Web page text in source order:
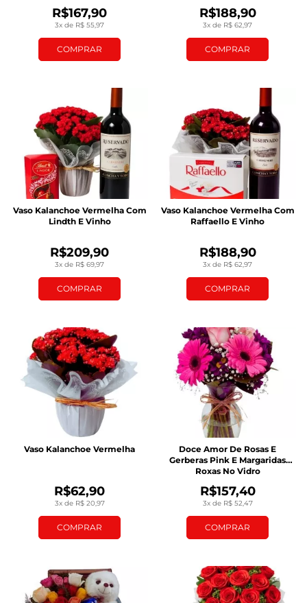
COMPRAR
3x de R$ 55,97
R$167,90
COMPRAR
3x de R$ 62,97
R$188,90
COMPRAR
3x de R$ 69,97
R$209,90
Vaso Kalanchoe Vermelha Com
Lindth E Vinho
COMPRAR
3x de R$ 62,97
R$188,90
Vaso Kalanchoe Vermelha Com
Raffaello E Vinho
COMPRAR
3x de R$ 20,97
R$62,90
Vaso Kalanchoe Vermelha
COMPRAR
3x de R$ 52,47
R$157,40
Doce Amor De Rosas E
Gerberas Pink E Margaridas
Roxas No Vidro